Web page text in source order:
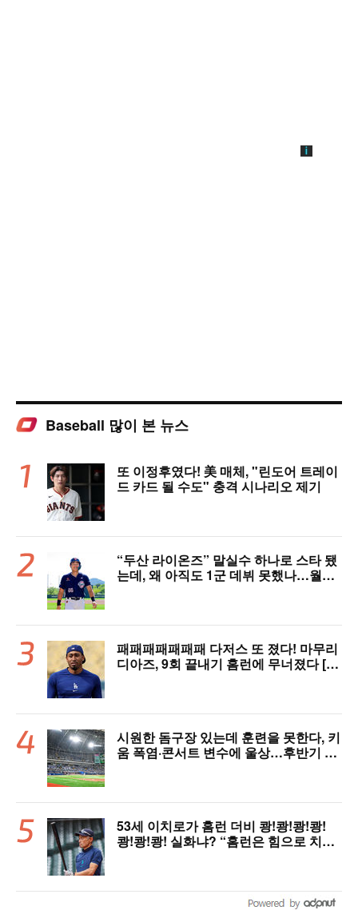
Baseball 많이 본 뉴스
또 이정후였다! 美 매체, "린도어 트레이
드 카드 될 수도" 충격 시나리오 제기
“두산 라이온즈” 말실수 하나로 스타 됐
는데, 왜 아직도 1군 데뷔 못했나…월간
패패패패패패패 다저스 또 졌다! 마무리
디아즈, 9회 끝내기 홈런에 무너졌다 [L
시원한 돔구장 있는데 훈련을 못한다, 키
움 폭염·콘서트 변수에 울상…후반기 상
53세 이치로가 홈런 더비 쾅!쾅!쾅!쾅!
쾅!쾅!쾅! 실화냐? “홈런은 힘으로 치는